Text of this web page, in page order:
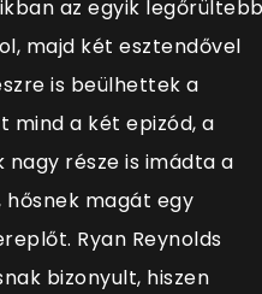
az egyik
majd két esztendővel
is beülhettek a
mind a két epizód, a
része is imádta a
magát egy
Ryan Reynolds
bizonyult, hiszen